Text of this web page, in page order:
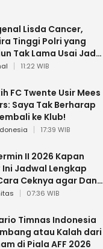
Lisda Cancer,
Tinggi Polri yang
Tak Lama Usai Jadi
11:22 WIB
FC Twente Usir Mees
Saya Tak Berharap
ke Klub!
17:39 WIB
II 2026 Kapan
Ini Jadwal Lengkap
Ceknya agar Dana
Hangus!07:36 WIB
Timnas Indonesia
atau Kalah dari
di Piala AFF 2026